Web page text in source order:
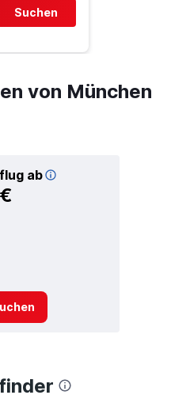
Suchen
von München
ab